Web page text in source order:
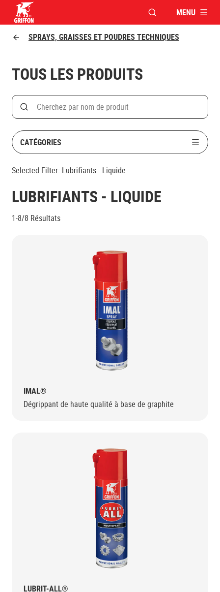
OUVRIR LAMENU
SPRAYS, GRAISSES ET POUDRES TECHNIQUES
TOUS LES PRODUITS
Search
Rechercher par nom de produit
CATÉGORIES
Selected Filter: Lubrifiants - Liquide
LUBRIFIANTS - LIQUIDE
1-8/8 Résultats
IMAL®
Dégrippant de haute qualité à base de graphite
LUBRIT-ALL®